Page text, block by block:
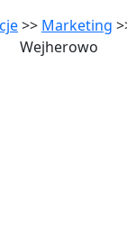
>> Marketing
Wejherowo